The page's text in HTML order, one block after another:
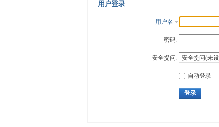
用户登录
用户名
密码:
安全提问:
自动登录
登录